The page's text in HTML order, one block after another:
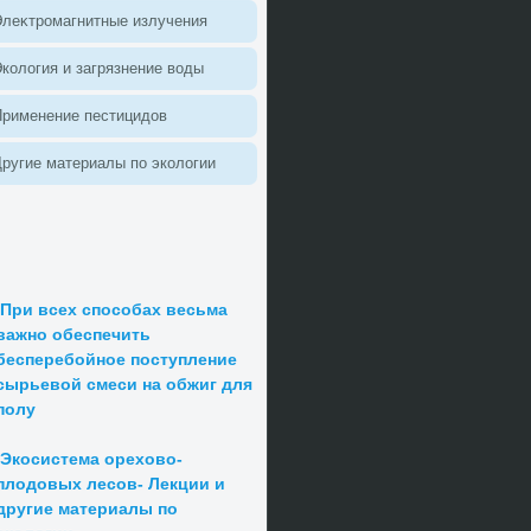
излучения
и загрязнение вοды
пестицидοв
материалы по эколοгии
При всех способах весьма
обеспечить
поступление
смеси на обжиг для
Экосистема орехово-
лесов- Лекции и
материалы по